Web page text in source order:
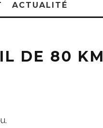
ACTUALITÉ
DE 80 KM